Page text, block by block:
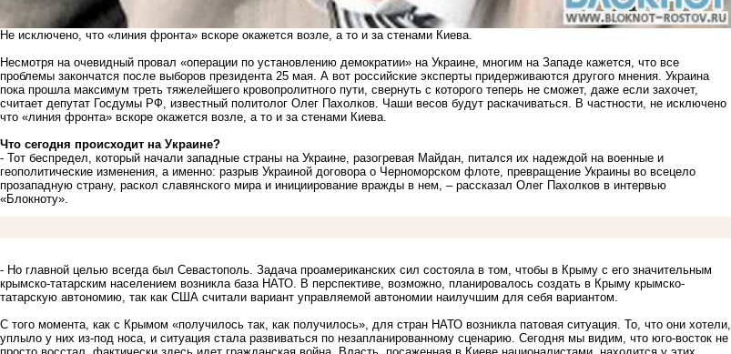
Не исключено, что «линия фронта» вскоре окажется возле, а то и за стенами Киева.
Несмотря на очевидный провал «операции по установлению демократии» на Украине, многим на Западе кажется, что все
проблемы закончатся после выборов президента 25 мая. А вот российские эксперты придерживаются другого мнения. Украина
пока прошла максимум треть тяжелейшего кровопролитного пути, свернуть с которого теперь не сможет, даже если захочет,
считает депутат Госдумы РФ, известный политолог Олег Пахолков. Чаши весов будут раскачиваться. В частности, не исключено
что «линия фронта» вскоре окажется возле, а то и за стенами Киева.
Что сегодня происходит на Украине?
- Тот беспредел, который начали западные страны на Украине, разогревая Майдан, питался их надеждой на военные и
геополитические изменения, а именно: разрыв Украиной договора о Черноморском флоте, превращение Украины во всецело
прозападную страну, раскол славянского мира и инициирование вражды в нем, – рассказал Олег Пахолков в интервью
«Блокноту».
- Но главной целью всегда был Севастополь. Задача проамериканских сил состояла в том, чтобы в Крыму с его значительным
крымско-татарским населением возникла база НАТО. В перспективе, возможно, планировалось создать в Крыму крымско-
татарскую автономию, так как США считали вариант управляемой автономии наилучшим для себя вариантом.
С того момента, как с Крымом «получилось так, как получилось», для стран НАТО возникла патовая ситуация. То, что они хотели,
уплыло у них из-под носа, и ситуация стала развиваться по незапланированному сценарию. Сегодня мы видим, что юго-восток не